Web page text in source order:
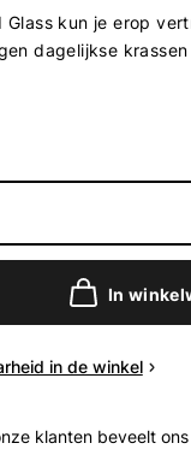
Glass kun je erop
dagelijkse
In
in de winkel
klanten beveelt